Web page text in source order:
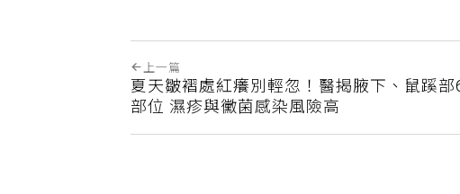
上一篇
夏天皺褶處紅癢別輕忽！醫揭腋下、鼠蹊部6
部位 濕疹與黴菌感染風險高